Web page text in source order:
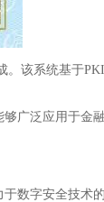
该系统基于
广泛应用于金
数字安全技术